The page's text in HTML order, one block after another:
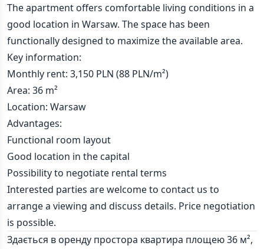
The apartment offers comfortable living conditions in a
good location in Warsaw. The space has been
functionally designed to maximize the available area.
Key information:
Monthly rent: 3,150 PLN (88 PLN/m²)
Area: 36 m²
Location: Warsaw
Advantages:
Functional room layout
Good location in the capital
Possibility to negotiate rental terms
Interested parties are welcome to contact us to
arrange a viewing and discuss details. Price negotiation
is possible.
Здається в оренду простора квартира площею 36 м²,